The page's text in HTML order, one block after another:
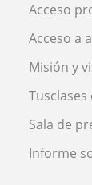
Acceso
Acceso a
Misión y
Sala de
Informe